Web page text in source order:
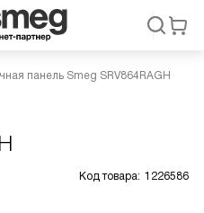
панель Smeg SRV864RAGH
Код товара: 1226586